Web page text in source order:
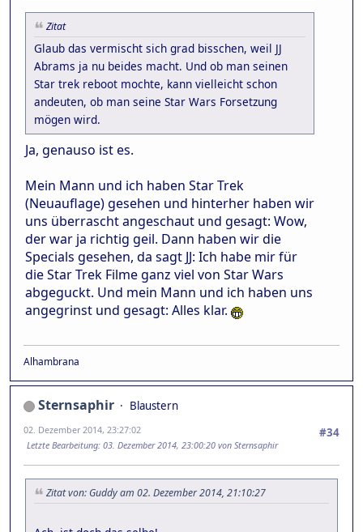
Zitat
Glaub das vermischt sich grad bisschen, weil JJ
Abrams ja nu beides macht. Und ob man seinen
Star trek reboot mochte, kann vielleicht schon
andeuten, ob man seine Star Wars Forsetzung
mögen wird.
Ja, genauso ist es.
Mein Mann und ich haben Star Trek
(Neuauflage) gesehen und hinterher haben wir
uns überrascht angeschaut und gesagt: Wow,
der war ja richtig geil. Dann haben wir die
Specials gesehen, da sagt JJ: Ich habe mir für
die Star Trek Filme ganz viel von Star Wars
abgeguckt. Und mein Mann und ich haben uns
angegrinst und gesagt: Alles klar.
Alhambrana
Sternsaphir
Blaustern
#34
02. Dezember 2014, 23:27:02
Letzte Bearbeitung: 03. Dezember 2014, 23:00:20 von Sternsaphir
Zitat von: Guddy am 02. Dezember 2014, 21:10:27